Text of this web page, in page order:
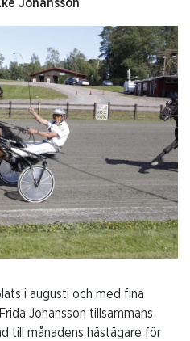
Johansson
i augusti och med fina
Johansson tillsammans
till månadens hästägare för